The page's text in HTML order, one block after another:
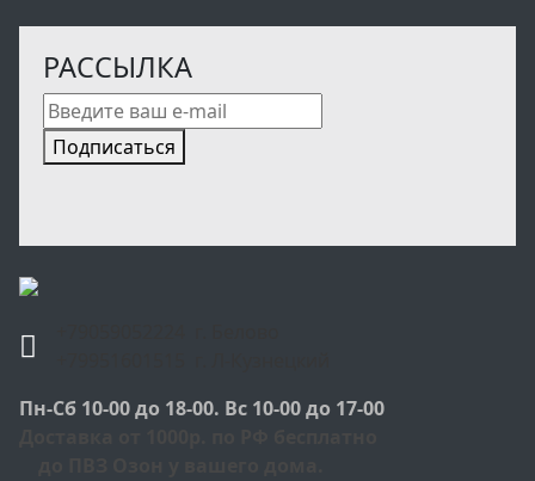
РАССЫЛКА
Подписаться
Пн-Сб 10-00 до 18-00. Вс 10-00 до 17-00